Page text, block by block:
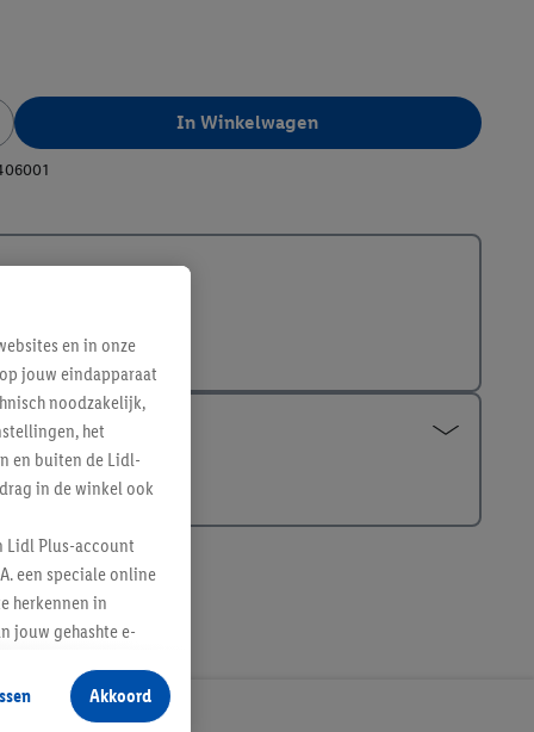
In Winkelwagen
en in onze
jouw eindapparaat
noodzakelijk,
het
en buiten de Lidl-
in de winkel ook
Lidl Plus-account
een speciale online
herkennen in
jouw gehashte e-
producten waarin je
Akkoord